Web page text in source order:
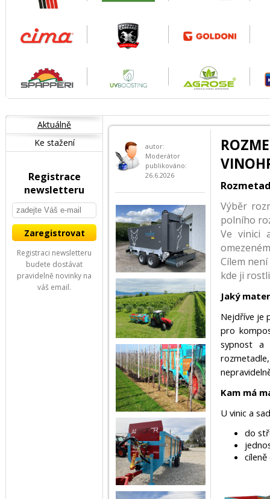
autor:
Moderátor
publikováno:
26.6.2026
Výběr
polního
Ve vinici
Cílem
kde ji
Jaký
Nejdříve je
pro
sypnost a
Kam má
U vinic a
do
Aktuálně
Ke stažení
Registrace
newsletteru
Registraci newsletteru
budete dostávat
pravidelně novinky na
váš email.